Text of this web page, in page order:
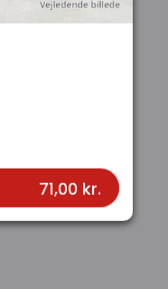
71,00 kr.